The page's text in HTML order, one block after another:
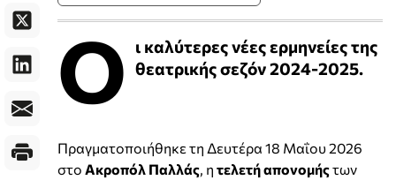
Ο ι καλύτερες νέες ερμηνείες της
θεατρικής σεζόν 2024-2025.
Πραγματοποιήθηκε τη Δευτέρα 18 Μαΐου 2026
στο Ακροπόλ Παλλάς, η τελετή απονομήςτων